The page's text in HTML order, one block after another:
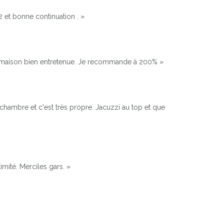
et bonne continuation . »
bien entretenue. Je recommande à 200% »
et c'est très propre. Jacuzzi au top et que
Merciles gars. »